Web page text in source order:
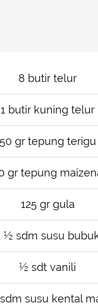
8 butir telur
1 butir kuning telur
50 gr tepung terigu
gr tepung
125 gr gula
½ sdm susu
½ sdt vanili
susu kental